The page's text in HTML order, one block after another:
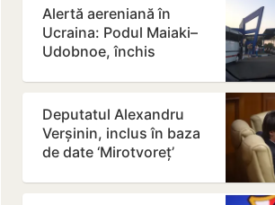
Alertă aereniană în
Ucraina: Podul Maiaki–
Udobnoe, închis
Deputatul Alexandru
Verșinin, inclus în baza
de date ‘Mirotvoreț’